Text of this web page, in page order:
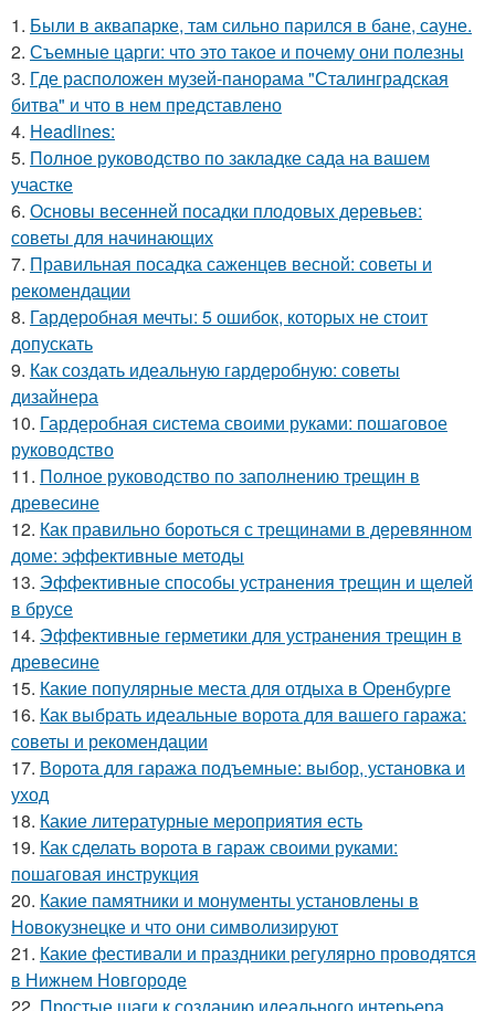
1. Были в аквапарке, там сильно парился в бане, сауне.
2. Съемные царги: что это такое и почему они полезны
3. Где расположен музей-панорама "Сталинградская
битва" и что в нем представлено
4. Headlines:
5. Полное руководство по закладке сада на вашем
участке
6. Основы весенней посадки плодовых деревьев:
советы для начинающих
7. Правильная посадка саженцев весной: советы и
рекомендации
8. Гардеробная мечты: 5 ошибок, которых не стоит
допускать
9. Как создать идеальную гардеробную: советы
дизайнера
10. Гардеробная система своими руками: пошаговое
руководство
11. Полное руководство по заполнению трещин в
древесине
12. Как правильно бороться с трещинами в деревянном
доме: эффективные методы
13. Эффективные способы устранения трещин и щелей
в брусе
14. Эффективные герметики для устранения трещин в
древесине
15. Какие популярные места для отдыха в Оренбурге
16. Как выбрать идеальные ворота для вашего гаража:
советы и рекомендации
17. Ворота для гаража подъемные: выбор, установка и
уход
18. Какие литературные мероприятия есть
19. Как сделать ворота в гараж своими руками:
пошаговая инструкция
20. Какие памятники и монументы установлены в
Новокузнецке и что они символизируют
21. Какие фестивали и праздники регулярно проводятся
в Нижнем Новгороде
22. Простые шаги к созданию идеального интерьера